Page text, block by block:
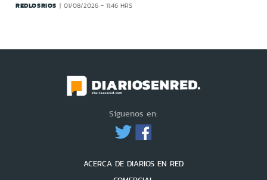
REDLOSRIOS 01/08/2026 - 11:46 HRS
Síguenos en:
ACERCA DE DIARIOS EN RED